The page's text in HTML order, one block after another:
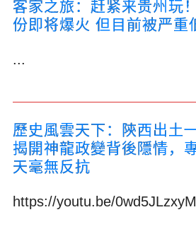
客家之旅：赶紧来贵州玩
份即将爆火 但目前被严重
...
歷史風雲天下：陝西出土
揭開神龍政變背後隱情，
天毫無反抗
https://youtu.be/